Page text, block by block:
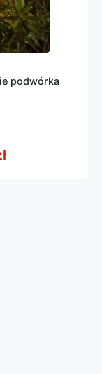
podwórka
Zakres cen: